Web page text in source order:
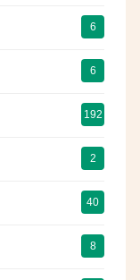
6
6
192
2
40
8